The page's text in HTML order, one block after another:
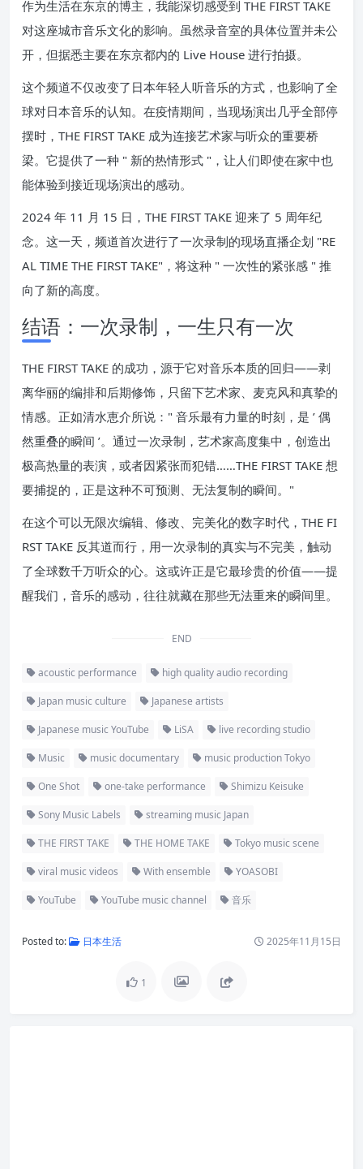
作为生活在东京的博主，我能深切感受到 THE FIRST TAKE
对这座城市音乐文化的影响。虽然录音室的具体位置并未公
开，但据悉主要在东京都内的 Live House 进行拍摄。
这个频道不仅改变了日本年轻人听音乐的方式，也影响了全
球对日本音乐的认知。在疫情期间，当现场演出几乎全部停
摆时，THE FIRST TAKE 成为连接艺术家与听众的重要桥
梁。它提供了一种 " 新的热情形式 "，让人们即使在家中也
能体验到接近现场演出的感动。
2024 年 11 月 15 日，THE FIRST TAKE 迎来了 5 周年纪
念。这一天，频道首次进行了一次录制的现场直播企划 "RE
AL TIME THE FIRST TAKE"，将这种 " 一次性的紧张感 " 推
向了新的高度。
结语：一次录制，一生只有一次
THE FIRST TAKE 的成功，源于它对音乐本质的回归——剥
离华丽的编排和后期修饰，只留下艺术家、麦克风和真挚的
情感。正如清水恵介所说：" 音乐最有力量的时刻，是 ’ 偶
然重叠的瞬间 ’。通过一次录制，艺术家高度集中，创造出
极高热量的表演，或者因紧张而犯错……THE FIRST TAKE 想
要捕捉的，正是这种不可预测、无法复制的瞬间。"
在这个可以无限次编辑、修改、完美化的数字时代，THE FI
RST TAKE 反其道而行，用一次录制的真实与不完美，触动
了全球数千万听众的心。这或许正是它最珍贵的价值——提
醒我们，音乐的感动，往往就藏在那些无法重来的瞬间里。
END
acoustic performance high quality audio recording
Japan music culture Japanese artists
Japanese music YouTube LiSA live recording studio
Music music documentary music production Tokyo
One Shot one-take performance Shimizu Keisuke
Sony Music Labels streaming music Japan
THE FIRST TAKE THE HOME TAKE Tokyo music scene
viral music videos With ensemble YOASOBI
YouTube YouTube music channel 音乐
Posted to: 日本生活 2025年11月15日
1